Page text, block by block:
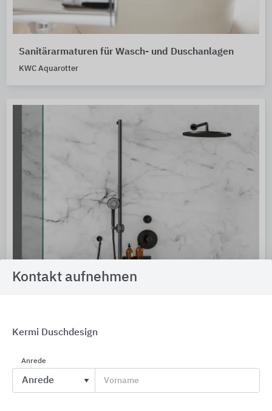
Sanitärarmaturen für Wasch- und Duschanlagen
KWC Aquarotter
Erlau barrierefreies Bad
Erlau
Kontakt aufnehmen
Kermi Duschdesign
Anrede
Vorname